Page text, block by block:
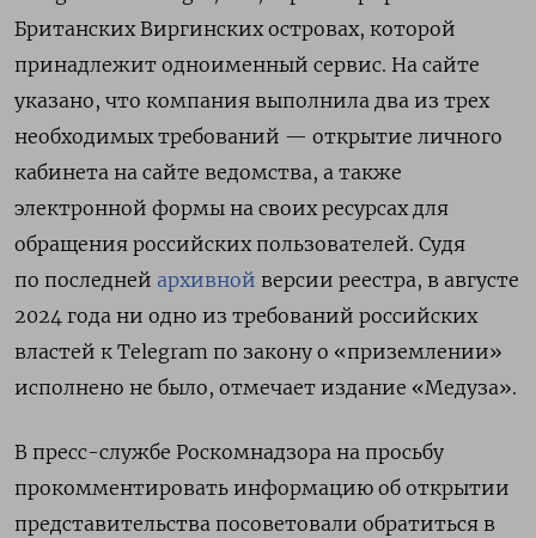
Британских Виргинских островах, которой
принадлежит одноименный сервис. На сайте
указано, что компания выполнила два из трех
необходимых требований — открытие личного
кабинета на сайте ведомства, а также
электронной формы на своих ресурсах для
обращения российских пользователей. Судя
по последней архивной версии реестра, в августе
2024 года ни одно из требований российских
властей к Telegram по закону о «приземлении»
исполнено не было, отмечает издание «Медуза».
В пресс-службе Роскомнадзора на просьбу
прокомментировать информацию об открытии
представительства посоветовали обратиться в